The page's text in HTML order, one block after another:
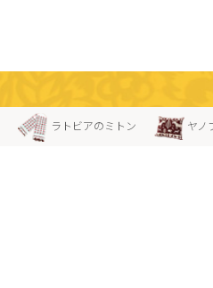
ラトビアのミトン ヤノ